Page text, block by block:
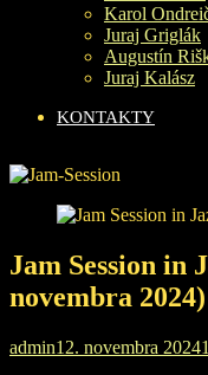
Karol
Juraj Griglák
Augustín
Juraj Kalász
KONTAKTY
Jam Session in
novembra 2024)
admin12. novembra 2024